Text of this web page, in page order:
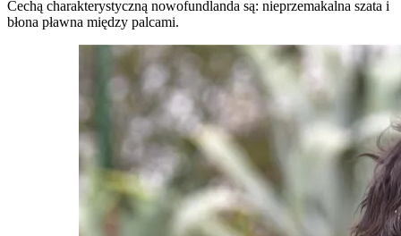
Cechą charakterystyczną nowofundlanda są: nieprzemakalna szata i
błona pławna między palcami.